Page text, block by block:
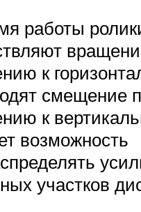
работы
к
смещение
к
возможность
участков